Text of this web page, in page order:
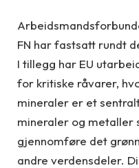
FN har fastsatt rundt
I tillegg har EU
for kritiske råvarer,
mineraler er et
mineraler og metaller
gjennomføre det
andre verdensdeler.